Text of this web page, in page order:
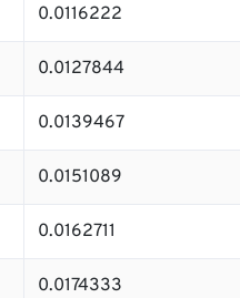
0.0116222
0.0127844
0.0139467
0.0151089
0.0162711
0.0174333